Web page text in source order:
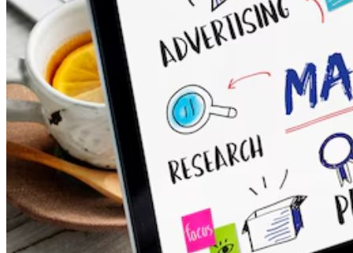
Inicio
Nosotras
Servicios